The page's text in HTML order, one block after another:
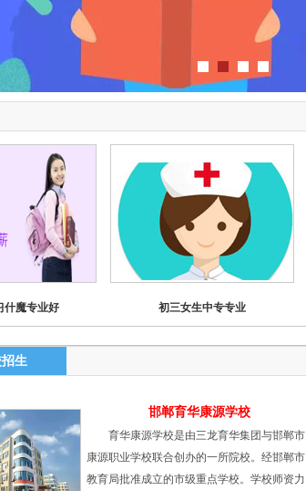
什魔专业好 初三女生中专专业
生
邯郸育华康源学校
育华康源学校是由三龙育华集团与邯郸市
康源职业学校联合创办的一所院校。经邯郸市
教育局批准成立的市级重点学校。学校师资力